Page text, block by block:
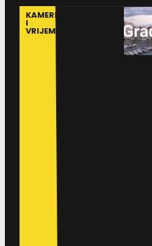
KAMERE
I
VRIJEME